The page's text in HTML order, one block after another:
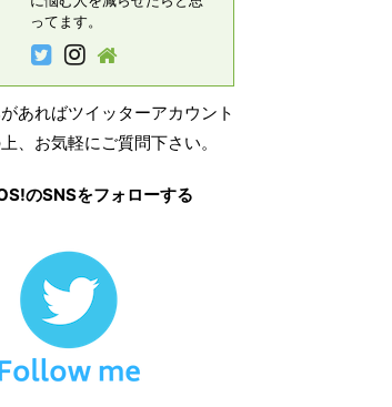
ってます。
あればツイッターアカウント
、お気軽にご質問下さい。
のSNSをフォローする